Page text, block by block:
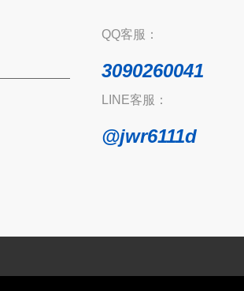
QQ客服：
3090260041
LINE客服：
@jwr6111d